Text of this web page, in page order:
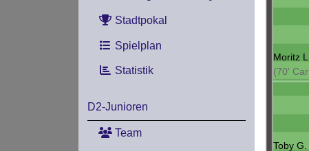
Stadtpokal
Spielplan
Statistik
D2-Junioren
Team
Moritz L.
(70'
Toby G.